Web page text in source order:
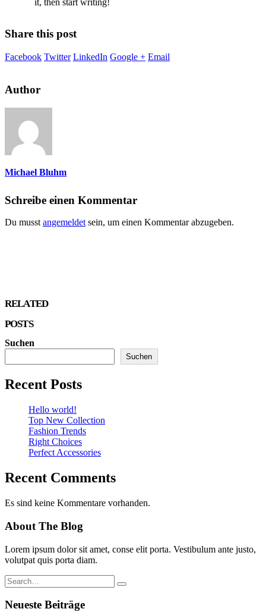
it, then start writing!
Share this post
Facebook Twitter LinkedIn Google + Email
Author
Michael Bluhm
Schreibe einen Kommentar
Du musst angemeldet sein, um einen Kommentar abzugeben.
RELATED
POSTS
Suchen
Suchen
Recent Posts
Hello world!
Top New Collection
Fashion Trends
Right Choices
Perfect Accessories
Recent Comments
Es sind keine Kommentare vorhanden.
About The Blog
Lorem ipsum dolor sit amet, conse elit porta. Vestibulum ante justo,
volutpat quis porta diam.
Neueste Beiträge